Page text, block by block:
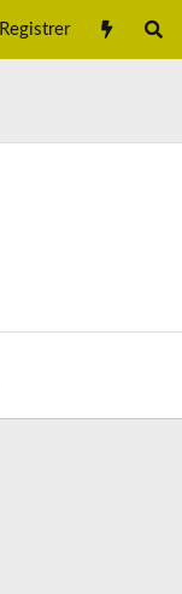
Registrer